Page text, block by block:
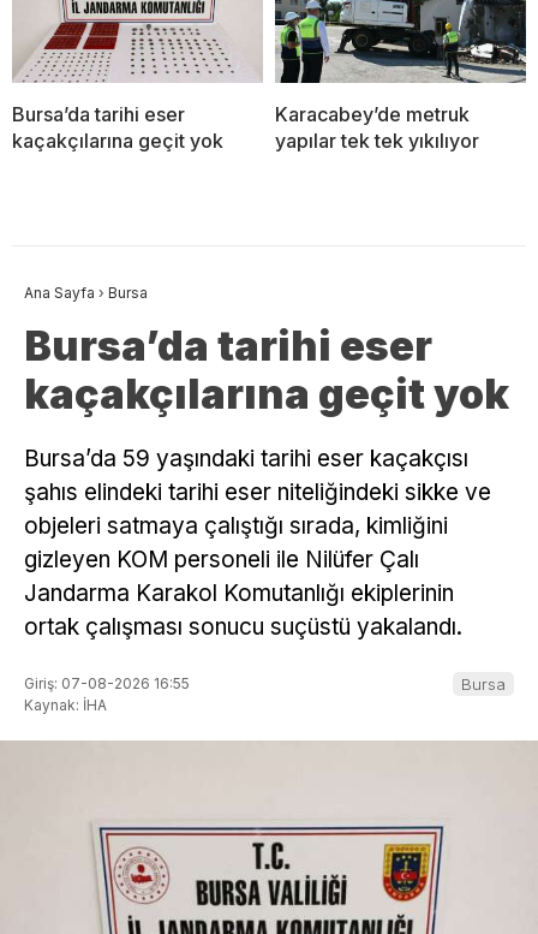
Bursa’da tarihi eser
kaçakçılarına geçit yok
Karacabey’de metruk
yapılar tek tek yıkılıyor
Ana Sayfa › Bursa
Bursa’da tarihi eser
kaçakçılarına geçit yok
Bursa’da 59 yaşındaki tarihi eser kaçakçısı
şahıs elindeki tarihi eser niteliğindeki sikke ve
objeleri satmaya çalıştığı sırada, kimliğini
gizleyen KOM personeli ile Nilüfer Çalı
Jandarma Karakol Komutanlığı ekiplerinin
ortak çalışması sonucu suçüstü yakalandı.
Giriş: 07-08-2026 16:55
Kaynak: İHA
Bursa